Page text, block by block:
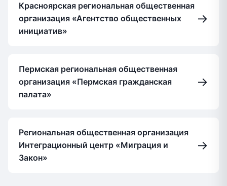
Красноярская региональная общественная
организация «Агентство общественных
инициатив»
→
Пермская региональная общественная
организация «Пермская гражданская
палата»
→
Региональная общественная организация
Интеграционный центр «Миграция и
Закон»
→